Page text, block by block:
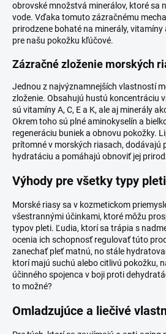
obrovské množstvá minerálov, ktoré sa
vode. Vďaka tomuto zázračnému
prirodzene bohaté na minerály, vitamíny
pre našu pokožku kľúčové.
Zázračné zloženie morských
Jednou z najvýznamnejších vlastností
zloženie. Obsahujú hustú koncentráciu
sú vitamíny A, C, E a K, ale aj minerály
Okrem toho sú plné aminokyselín a
regeneráciu buniek a obnovu pokožky.
prítomné v morských riasach, dodávajú
hydratáciu a pomáhajú obnoviť jej
Výhody pre všetky typy pleti
Morské riasy sa v kozmetickom
všestrannými účinkami, ktoré môžu
typov pleti. Ľudia, ktorí sa trápia s
ocenia ich schopnosť regulovať túto
zanechať pleť matnú, no stále
ktorí majú suchú alebo citlivú pokožku,
účinného spojenca v boji proti
to možné?
Omladzujúce a liečivé